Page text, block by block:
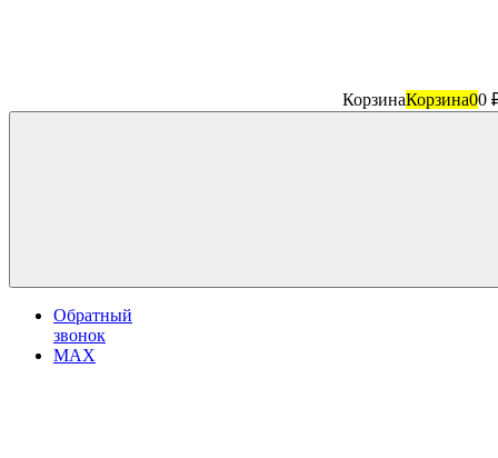
КорзинаКорзина00
Обратный
звонок
MAX